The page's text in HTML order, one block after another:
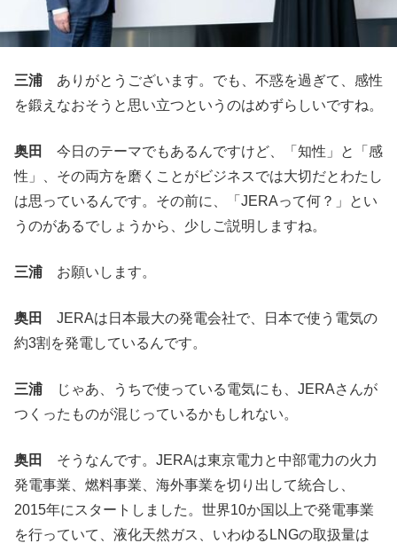
三浦 ありがとうございます。でも、不惑を過ぎて、感性
を鍛えなおそうと思い立つというのはめずらしいですね。
奥田
今日のテーマでもあるんですけど、「知性」と「感
性」、その両方を磨くことがビジネスでは大切だとわたし
は思っているんです。その前に、「JERAって何？」とい
うのがあるでしょうから、少しご説明しますね。
三浦 お願いします。
奥田
JERAは日本最大の発電会社で、日本で使う電気の
約3割を発電しているんです。
三浦 じゃあ、うちで使っている電気にも、JERAさんが
つくったものが混じっているかもしれない。
奥田
そうなんです。JERAは東京電力と中部電力の火力
発電事業、燃料事業、海外事業を切り出して統合し、
2015年にスタートしました。世界10か国以上で発電事業
を行っていて、液化天然ガス、いわゆるLNGの取扱量は